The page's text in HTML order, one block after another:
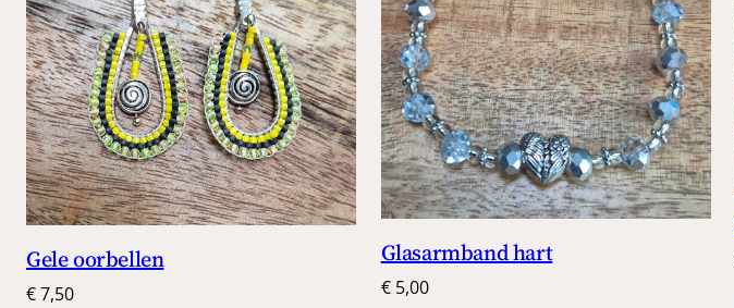
Gele oorbellen
€7,50
Glasarmband hart
€5,00